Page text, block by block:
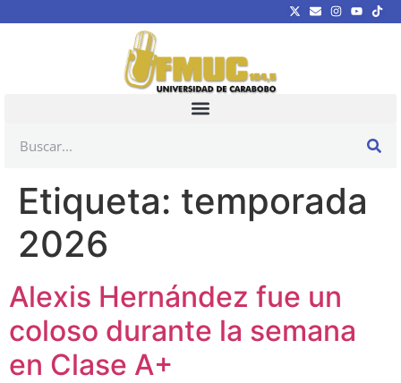
Etiqueta: temporada
2026
Alexis Hernández fue un
coloso durante la semana
en Clase A+